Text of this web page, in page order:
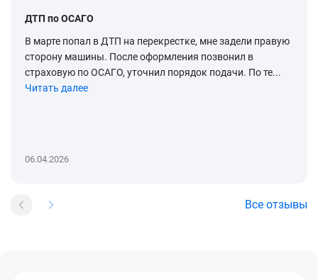
ДТП по ОСАГО
В марте попал в ДТП на перекрестке, мне задели правую
сторону машины. После оформления позвонил в
страховую по ОСАГО, уточнил порядок подачи. По те...
Читать далее
06.04.2026
Все отзывы